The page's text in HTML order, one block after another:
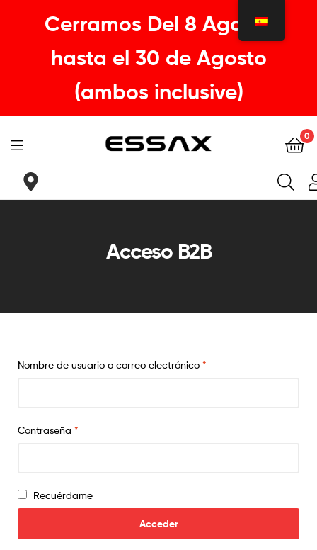
Cerramos Del 8 Agosto
hasta el 30 de Agosto
(ambos inclusive)
|
sillin
cada
0
Acceso B2B
Nombre de usuario o correo electrónico *
Contraseña *
Recuérdame
Acceder